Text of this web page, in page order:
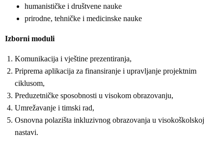
humanističke i društvene nauke
prirodne, tehničke i medicinske nauke
Izborni moduli
Komunikacija i vještine prezentiranja,
Priprema aplikacija za finansiranje i upravljanje projektnim
ciklusom,
Preduzetničke sposobnosti u visokom obrazovanju,
Umrežavanje i timski rad,
Osnovna polazišta inkluzivnog obrazovanja u visokoškolskoj
nastavi.